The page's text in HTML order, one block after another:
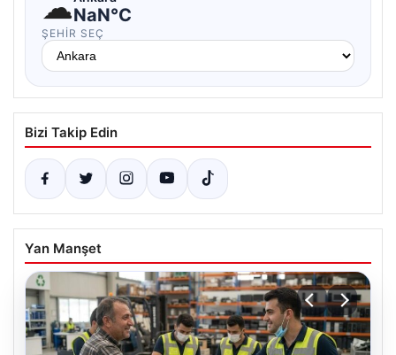
NaN°C
ŞEHIR SEÇ
Bizi Takip Edin
Yan Manşet